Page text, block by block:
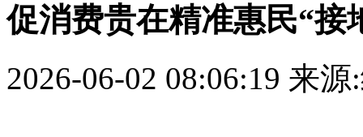
促消费贵在精准惠民“接
2026-06-02 08:06:19 来源